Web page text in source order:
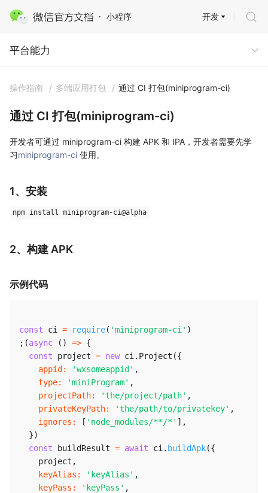
小程序
平台能力 · 多端能力
开发
平台能力
操作指南 / 多端应用打包 / 通过 CI 打包(miniprogram-ci)
通过 CI 打包(miniprogram-ci)
开发者可通过 miniprogram-ci 构建 APK 和 IPA，开发者需要先学
习miniprogram-ci 使用。
1、安装
npm install miniprogram-ci@alpha
2、构建 APK
示例代码
const ci = require( 'miniprogram-ci' )
; (async ( ) => {
const project = new ci . Project ({
appid : 'wxsomeappid' ,
type: 'miniProgram' ,
projectPath: 'the/project/path' ,
privateKeyPath: 'the/path/to/privatekey' ,
ignores : [ 'node_modules/**/*' ] ,
})
const buildResult = await ci . buildApk({
    project
,
keyAlias : 'keyAlias' ,
keyPass : 'keyPass' ,